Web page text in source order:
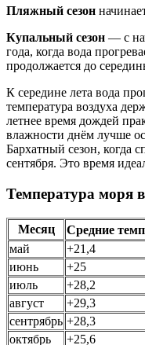
Пляжный сезон
Купальный сезон — с
года, когда вода
продолжается до
К середине лета вода
температура воздуха
летнее время дождей
влажности днём лучше
Бархатный сезон, когда
сентября. Это время
Температура моря
Месяц
Средние
май
+21,4
июнь
+25
июль
+28,2
август
+29,3
сентрябрь +28,3
октябрь
+25,6